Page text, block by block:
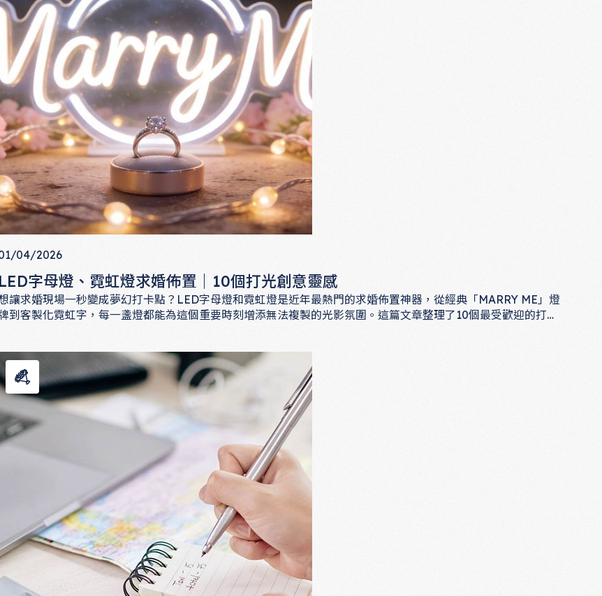
04/2026
LED字母燈、霓虹燈求婚佈置｜10個打光創意靈感
讓求婚現場一秒變成夢幻打卡點？LED字母燈和霓虹燈是近年最熱門的求婚佈置神器，從經典「MARRY ME」燈
到客製化霓虹字，每一盞燈都能為這個重要時刻增添無法複製的光影氛圍。這篇文章整理了10個最受歡迎的打光